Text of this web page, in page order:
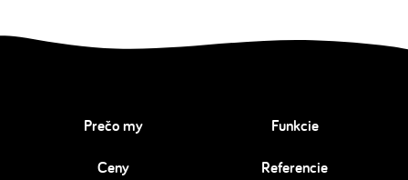
Prečo my Funkcie
Ceny Referencie